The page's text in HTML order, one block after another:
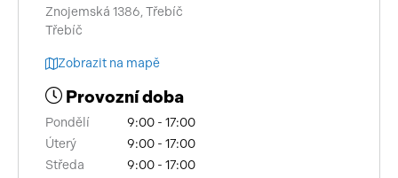
Znojemská 1386, Třebíč
Třebíč
Zobrazit na mapě
Provozní doba
Pondělí
9:00 - 17:00
Úterý
9:00 - 17:00
Středa
9:00 - 17:00